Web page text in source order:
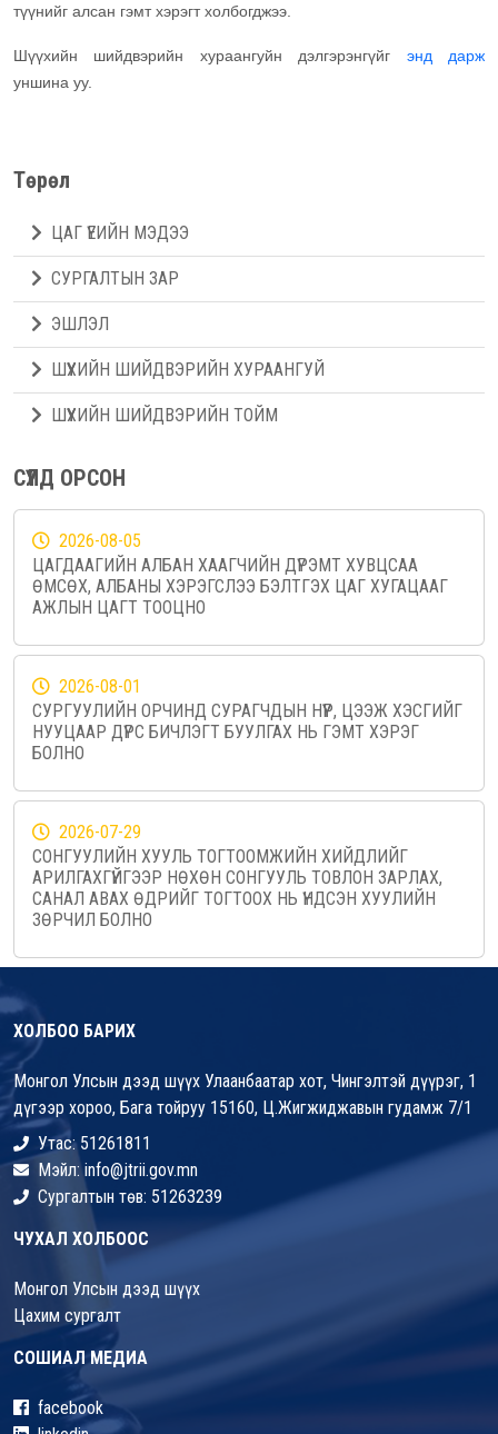
түүнийг алсан гэмт хэрэгт холбогджээ.
Шүүхийн шийдвэрийн хураангуйн дэлгэрэнгүйг энд дарж
уншина уу.
Төрөл
ЦАГ ҮЕИЙН МЭДЭЭ
СУРГАЛТЫН ЗАР
ЭШЛЭЛ
ШҮҮХИЙН ШИЙДВЭРИЙН ХУРААНГУЙ
ШҮҮХИЙН ШИЙДВЭРИЙН ТОЙМ
СҮҮЛД ОРСОН
2026-08-05
ЦАГДААГИЙН АЛБАН ХААГЧИЙН ДҮРЭМТ ХУВЦСАА
ӨМСӨХ, АЛБАНЫ ХЭРЭГСЛЭЭ БЭЛТГЭХ ЦАГ ХУГАЦААГ
АЖЛЫН ЦАГТ ТООЦНО
2026-08-01
СУРГУУЛИЙН ОРЧИНД СУРАГЧДЫН НҮҮР, ЦЭЭЖ ХЭСГИЙГ
НУУЦААР ДҮРС БИЧЛЭГТ БУУЛГАХ НЬ ГЭМТ ХЭРЭГ
БОЛНО
2026-07-29
СОНГУУЛИЙН ХУУЛЬ ТОГТООМЖИЙН ХИЙДЛИЙГ
АРИЛГАХГҮЙГЭЭР НӨХӨН СОНГУУЛЬ ТОВЛОН ЗАРЛАХ,
САНАЛ АВАХ ӨДРИЙГ ТОГТООХ НЬ ҮНДСЭН ХУУЛИЙН
ЗӨРЧИЛ БОЛНО
ХОЛБОО БАРИХ
Монгол Улсын дээд шүүх Улаанбаатар хот, Чингэлтэй дүүрэг, 1
дүгээр хороо, Бага тойруу 15160, Ц.Жигжиджавын гудамж 7/1
Утас: 51261811
Мэйл: info@jtrii.gov.mn
Сургалтын төв: 51263239
ЧУХАЛ ХОЛБООС
Монгол Улсын дээд шүүх
Цахим сургалт
СОШИАЛ МЕДИА
facebook